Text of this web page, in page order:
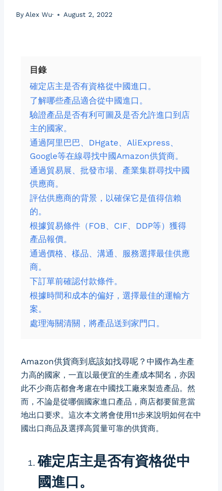
By Alex Wu· August 2, 2022
目錄
確定店主是否有資格從中國進口。
了解哪些產品適合從中國進口。
驗證產品是否有利可圖及是否允許進口到店
主的國家。
通過阿里巴巴、DHgate、AliExpress、
Google等在線尋找中國Amazon供貨商。
通過貿易展、批發市場、產業集群尋找中國
供應商。
評估供應商的背景，以確保它是值得信賴
的。
根據貿易條件（FOB、CIF、DDP等）獲得
產品報價。
通過價格、樣品、溝通、服務選擇最佳供應
商。
下訂單前確認付款條件。
根據時間和成本的偏好，選擇最佳的運輸方
案。
處理海關清關，將產品送到家門口。
Amazon供貨商到底該如找尋呢？ 中國作為生產
力高的國家，一直以最便宜的生產成本聞名，亦因
此不少商店都會考慮在中國找工廠來製造產品。然
而，不論是從哪個國家進口產品，商店都要留意當
地出口要求。這次本文將會使用11步來說明如何在中
國出口商品及選擇高質量可靠的供貨商。
確定店主是否有資格從中
國進口。